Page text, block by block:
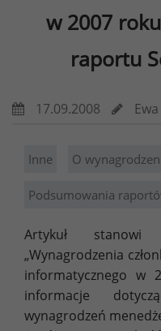
w 2007
raportu
17.09.2008
Inne O
Podsumowania
Artykuł stanowi
„Wynagrodzenia
informatycznego w
informacje
wynagrodzeń